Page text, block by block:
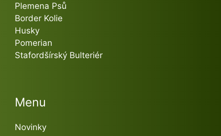
Plemena Psů
Border Kolie
Husky
Pomerian
Stafordšírský Bulteriér
Menu
Novinky